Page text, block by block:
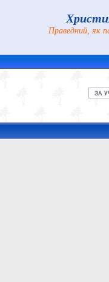
Праведний, як